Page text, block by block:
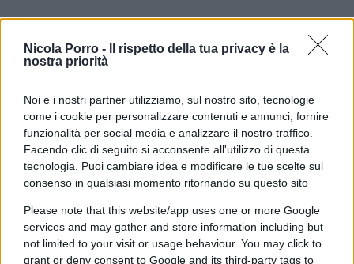
Nicola Porro -
Il rispetto della tua privacy è la
nostra priorità
Noi e i nostri partner utilizziamo, sul nostro sito, tecnologie
come i cookie per personalizzare contenuti e annunci, fornire
funzionalità per social media e analizzare il nostro traffico.
Facendo clic di seguito si acconsente all'utilizzo di questa
tecnologia. Puoi cambiare idea e modificare le tue scelte sul
consenso in qualsiasi momento ritornando su questo sito
Please note that this website/app uses one or more Google
services and may gather and store information including but
not limited to your visit or usage behaviour. You may click to
grant or deny consent to Google and its third-party tags to
Ma non basta, su una altra questione a cui
da fornire una spiegazione accettabile, ovvero la
presenza di quattro capelli nel lavandino del
bagno, malgrado si stabilì che lo stesso lavandino
fu lavato accuratamente. Ebbene Capra si è
letteralmente superato sul piano della fantasia,
facendo concorrenza al celebre Lewis Carrol,
autore dell’altrettanto celebre Le avventure dei
Alice nel Paese delle Meraviglie. A suo parere